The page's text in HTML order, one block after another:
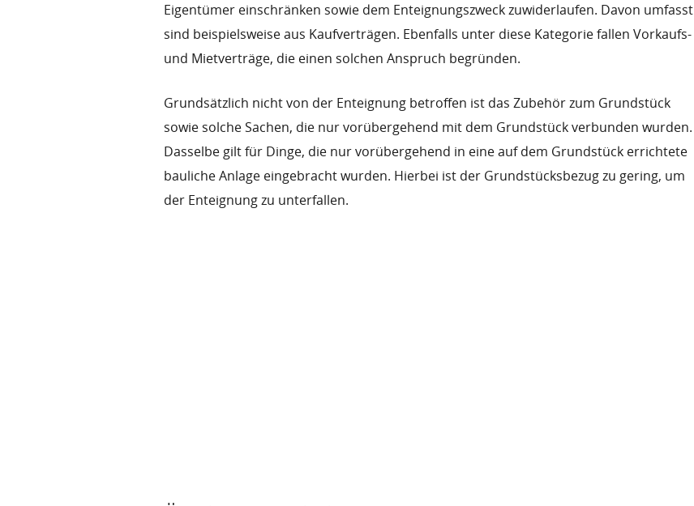
Eigentümer einschränken sowie dem Enteignungszweck zuwiderlaufen. Davon umfasst
sind beispielsweise aus Kaufverträgen. Ebenfalls unter diese Kategorie fallen Vorkaufs-
und Mietverträge, die einen solchen Anspruch begründen.
Grundsätzlich nicht von der Enteignung betroffen ist das Zubehör zum Grundstück
sowie solche Sachen, die nur vorübergehend mit dem Grundstück verbunden wurden.
Dasselbe gilt für Dinge, die nur vorübergehend in eine auf dem Grundstück errichtete
bauliche Anlage eingebracht wurden. Hierbei ist der Grundstücksbezug zu gering, um
der Enteignung zu unterfallen.